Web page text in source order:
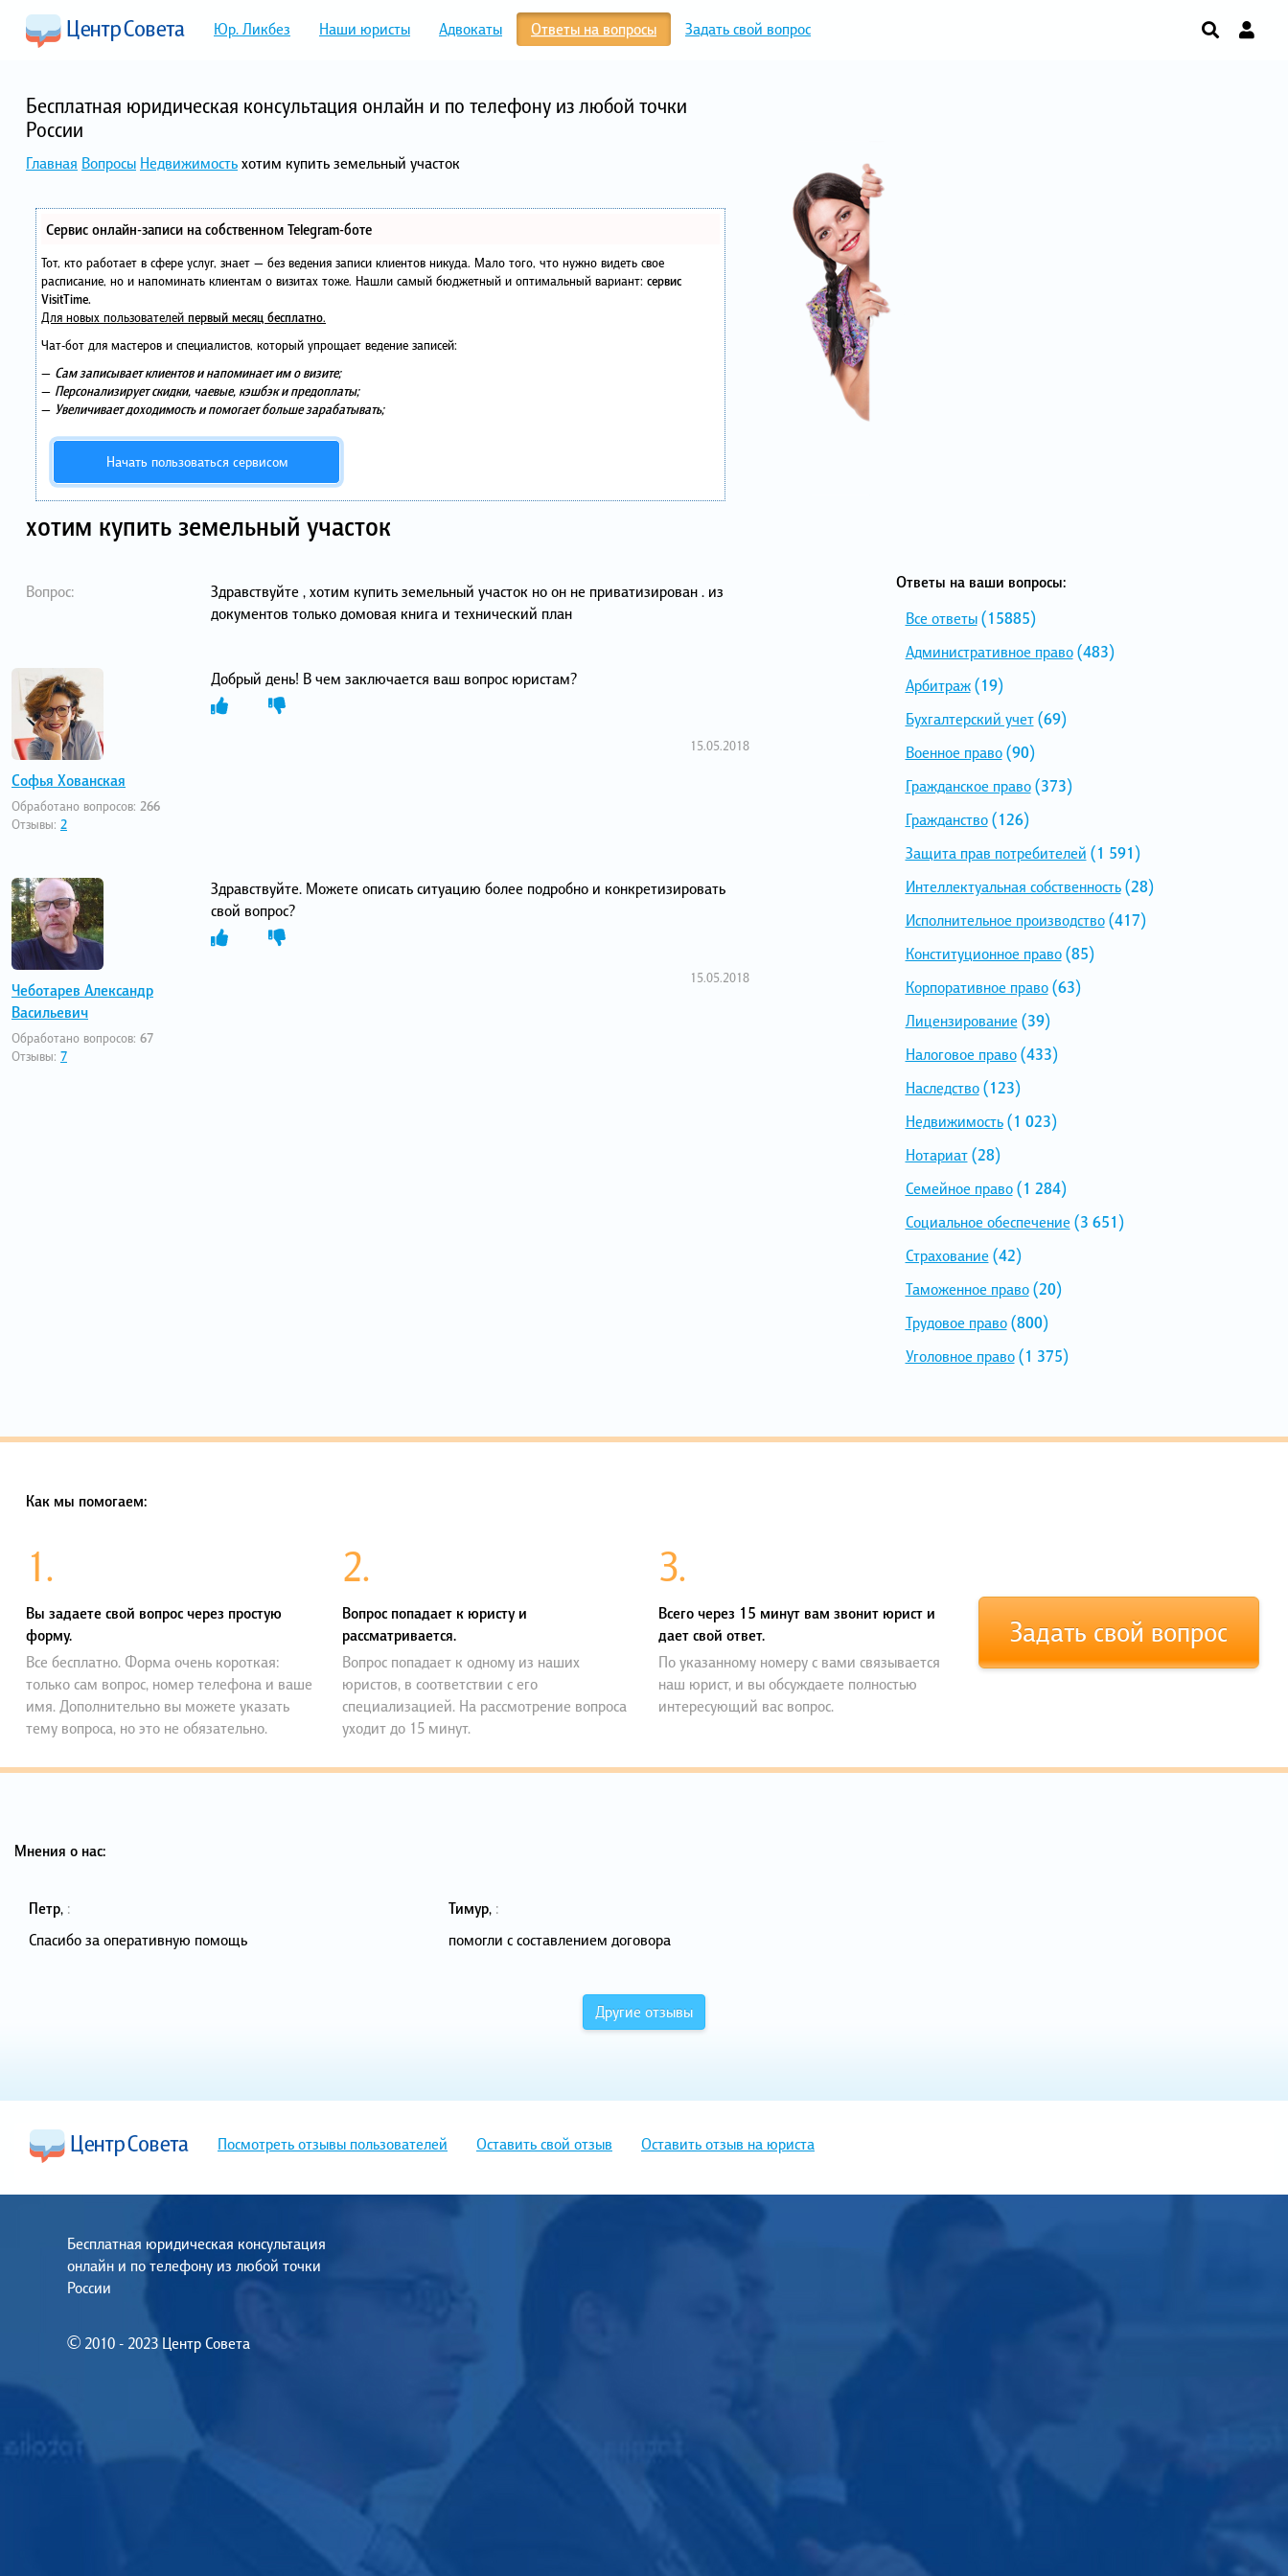
Юр. Ликбез Наши юристы Адвокаты Ответы на вопросы Задать свой вопрос
Бесплатная юридическая консультация онлайн и по телефону из любой точки
России
Главная Вопросы Недвижимостьхотим купить земельный участок
Сервис онлайн-записи на собственном Telegram-боте
Тот, кто работает в сфере услуг, знает — без ведения записи клиентов никуда. Мало того, что нужно видеть свое
расписание, но и напоминать клиентам о визитах тоже. Нашли самый бюджетный и оптимальный вариант: сервис
VisitTime.
Для новых пользователей первый месяц бесплатно.
Чат-бот для мастеров и специалистов, который упрощает ведение записей:
— Сам записывает клиентов и напоминает им о визите;
— Персонализирует скидки, чаевые, кэшбэк и предоплаты;
— Увеличивает доходимость и помогает больше зарабатывать;
Начать пользоваться сервисом
хотим купить земельный участок
Вопрос:
Здравствуйте , хотим купить земельный участок но он не приватизирован . из
документов только домовая книга и технический план
Софья Хованская
Обработано вопросов: 266
Отзывы: 2
Добрый день! В чем заключается ваш вопрос юристам?
15.05.2018
Чеботарев Александр
Васильевич
Обработано вопросов: 67
Отзывы: 7
Здравствуйте. Можете описать ситуацию более подробно и конкретизировать
свой вопрос?
15.05.2018
Ответы на ваши вопросы:
Все ответы(15885)
Административное право(483)
Арбитраж(19)
Бухгалтерский учет(69)
Военное право(90)
Гражданское право(373)
Гражданство(126)
Защита прав потребителей (1 591)
Интеллектуальная собственность(28)
Исполнительное производство(417)
Конституционное право(85)
Корпоративное право(63)
Лицензирование (39)
Налоговое право(433)
Наследство(123)
Недвижимость(1 023)
Нотариат(28)
Семейное право(1 284)
Социальное обеспечение (3 651)
Страхование (42)
Таможенное право(20)
Трудовое право(800)
Уголовное право(1 375)
Как мы помогаем:
1.
Вы задаете свой вопрос через простую
форму.
Все бесплатно. Форма очень короткая:
только сам вопрос, номер телефона и ваше
имя. Дополнительно вы можете указать
тему вопроса, но это не обязательно.
2.
Вопрос попадает к юристу и
рассматривается.
Вопрос попадает к одному из наших
юристов, в соответствии с его
специализацией. На рассмотрение вопроса
уходит до 15 минут.
3.
Всего через 15 минут вам звонит юрист и
дает свой ответ.
По указанному номеру с вами связывается
наш юрист, и вы обсуждаете полностью
интересующий вас вопрос.
Задать свой вопрос
Мнения о нас:
Петр, :
Спасибо за оперативную помощь
Тимур, :
помогли с составлением договора
Другие отзывы
Посмотреть отзывы пользователей Оставить свой отзыв Оставить отзыв на юриста
Бесплатная юридическая консультация
онлайн и по телефону из любой точки
России
© 2010 - 2023 Центр Совета